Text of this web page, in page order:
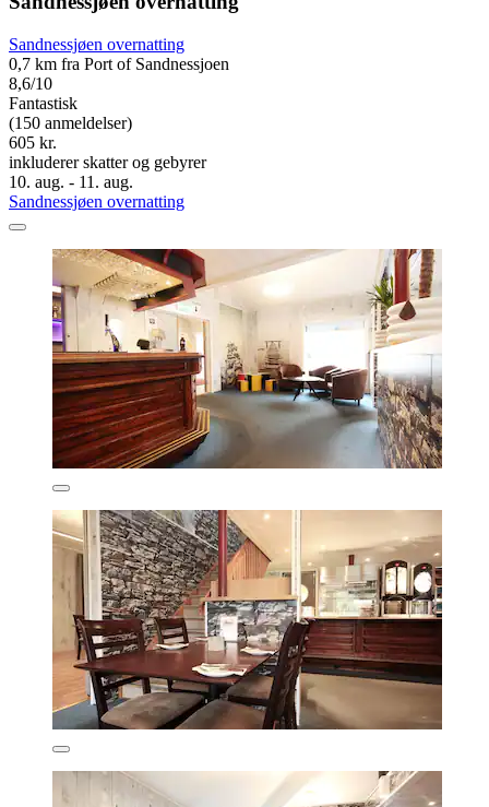
Sandnessjøen overnatting
0,7 km fra Port of Sandnessjoen
8,6/10
Fantastisk
(150 anmeldelser)
605 kr.
inkluderer skatter og gebyrer
10. aug. - 11. aug.
Sandnessjøen overnatting